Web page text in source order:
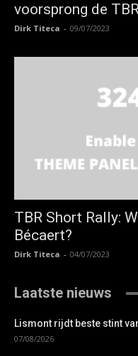
voorsprong de
Dirk Titeca - 09/07/2023
TBR Short Rally:
Bécaert?
Dirk Titeca - 04/07/2023
Laatste nieuws
Lismont rijdt beste stint
07/08/2026